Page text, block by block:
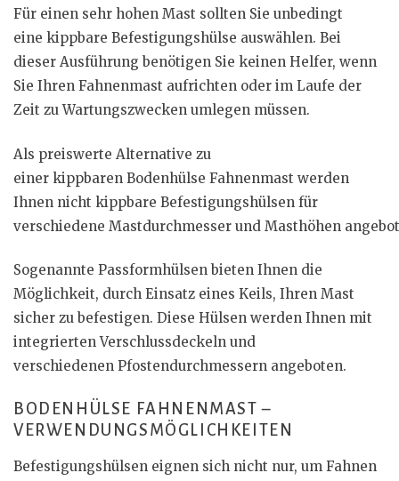
Für einen sehr hohen Mast sollten Sie unbedingt
eine kippbare Befestigungshülse auswählen. Bei
dieser Ausführung benötigen Sie keinen Helfer, wenn
Sie Ihren Fahnenmast aufrichten oder im Laufe der
Zeit zu Wartungszwecken umlegen müssen.
Als preiswerte Alternative zu
einer kippbaren Bodenhülse Fahnenmast werden
Ihnen nicht kippbare Befestigungshülsen für
verschiedene Mastdurchmesser und Masthöhen
Sogenannte Passformhülsen bieten Ihnen die
Möglichkeit, durch Einsatz eines Keils, Ihren Mast
sicher zu befestigen. Diese Hülsen werden Ihnen mit
integrierten Verschlussdeckeln und
verschiedenen Pfostendurchmessern angeboten.
BODENHÜLSE FAHNENMAST –
VERWENDUNGSMÖGLICHKEITEN
Befestigungshülsen eignen sich nicht nur, um Fahnen